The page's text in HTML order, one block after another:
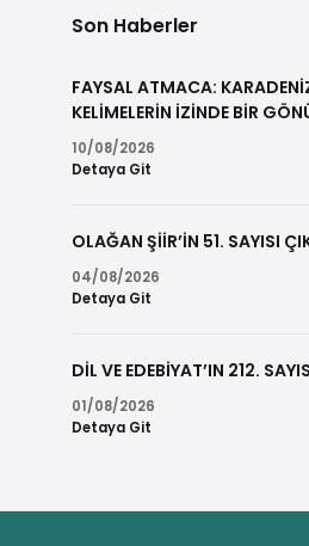
Son Haberler
FAYSAL ATMACA:
KELİMELERİN İZİNDE BİR
10/08/2026
Detaya Git
OLAĞAN ŞİİR’İN 51. SAYISI
04/08/2026
Detaya Git
DİL VE EDEBİYAT’IN 212.
01/08/2026
Detaya Git